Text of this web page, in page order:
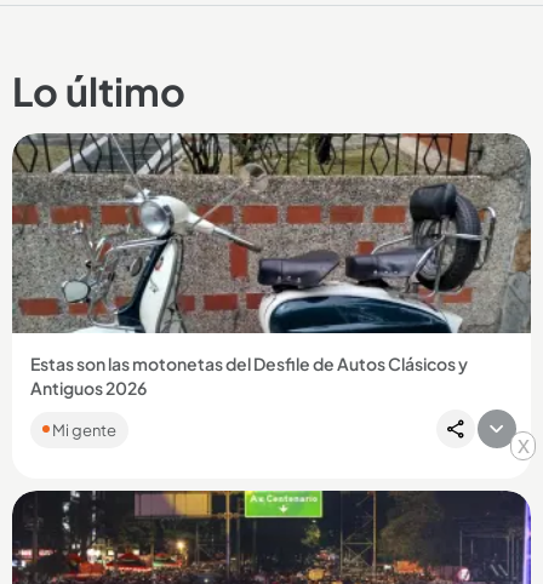
x
Lo último
Estas son las motonetas del Desfile de Autos Clásicos y
Antiguos 2026
Mi gente